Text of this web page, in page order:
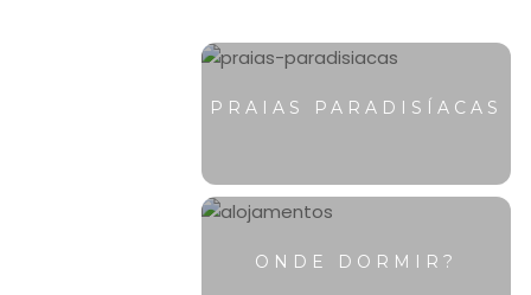
PRAIAS PARADISÍACAS
ONDE DORMIR?